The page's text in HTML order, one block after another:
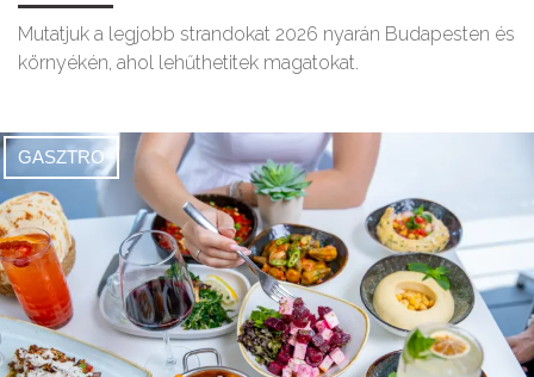
Mutatjuk a legjobb strandokat 2026 nyarán Budapesten és
környékén, ahol lehűthetitek magatokat.
GASZTRO